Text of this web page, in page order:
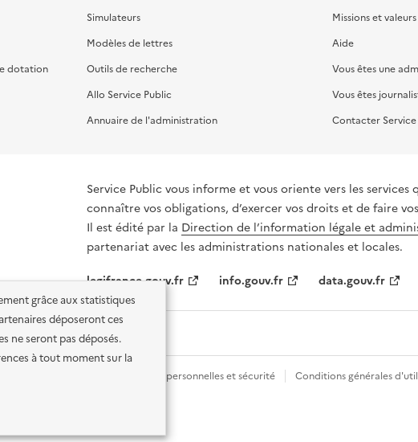
grâce aux statistiques
déposeront ces
ne seront pas déposés.
à tout moment sur la
dotation
Simulateurs
Modèles de lettres
Outils de recherche
Allo Service Public
Annuaire de l'administration
Missions et valeurs
Aide
Vous êtes une
Vous êtes
Contacter Service
Service Public vous informe et vous oriente vers les
connaître vos obligations, d’exercer vos droits et de faire
Il est édité par la Direction de l’information légale et
partenariat avec les administrations nationales et locales.
legifrance.gouv.fr
info.gouv.fr data.gouv.fr
Données personnelles et sécurité Conditions générales